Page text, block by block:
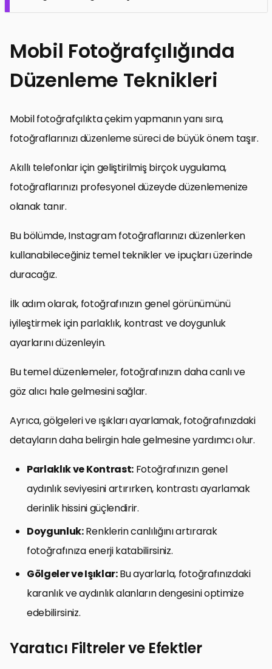
Mobil Fotoğrafçılığında
Düzenleme Teknikleri
Mobil fotoğrafçılıkta çekim yapmanın yanı sıra,
fotoğraflarınızı düzenleme süreci de büyük önem taşır.
Akıllı telefonlar için geliştirilmiş birçok uygulama,
fotoğraflarınızı profesyonel düzeyde düzenlemenize
olanak tanır.
Bu bölümde, Instagram fotoğraflarınızı düzenlerken
kullanabileceğiniz temel teknikler ve ipuçları üzerinde
duracağız.
İlk adım olarak, fotoğrafınızın genel görünümünü
iyileştirmek için parlaklık, kontrast ve doygunluk
ayarlarını düzenleyin.
Bu temel düzenlemeler, fotoğrafınızın daha canlı ve
göz alıcı hale gelmesini sağlar.
Ayrıca, gölgeleri ve ışıkları ayarlamak, fotoğrafınızdaki
detayların daha belirgin hale gelmesine yardımcı olur.
Parlaklık ve Kontrast:Fotoğrafınızın genel
aydınlık seviyesini artırırken, kontrastı ayarlamak
derinlik hissini güçlendirir.
Doygunluk:Renklerin canlılığını artırarak
fotoğrafınıza enerji katabilirsiniz.
Gölgeler ve Işıklar:Bu ayarlarla, fotoğrafınızdaki
karanlık ve aydınlık alanların dengesini optimize
edebilirsiniz.
Yaratıcı Filtreler ve Efektler